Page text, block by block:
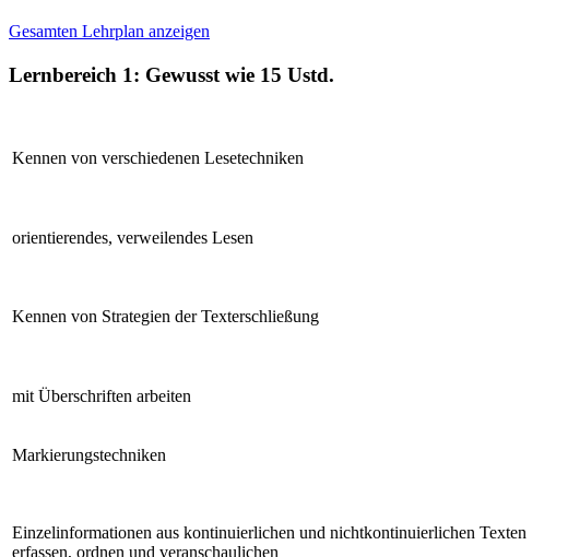
Gesamten Lehrplan anzeigen
Lernbereich 1: Gewusst wie 15 Ustd.
Kennen von verschiedenen Lesetechniken
orientierendes, verweilendes Lesen
Kennen von Strategien der Texterschließung
mit Überschriften arbeiten
Markierungstechniken
Einzelinformationen aus kontinuierlichen und nichtkontinuierlichen Texten
erfassen, ordnen und veranschaulichen